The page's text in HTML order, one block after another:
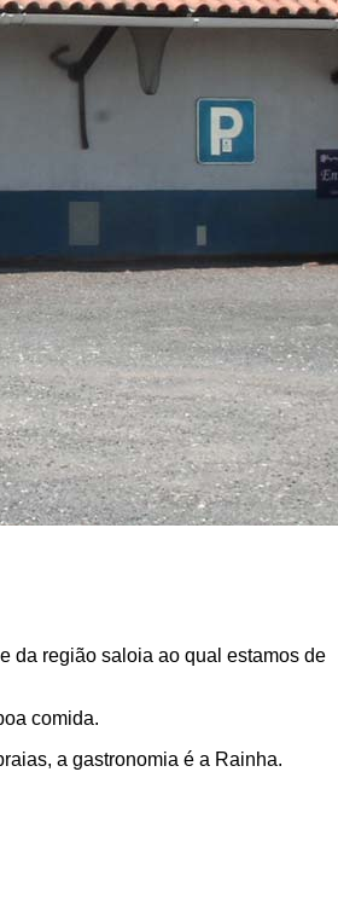
da região saloia ao qual estamos de
comida.
a gastronomia é a Rainha.